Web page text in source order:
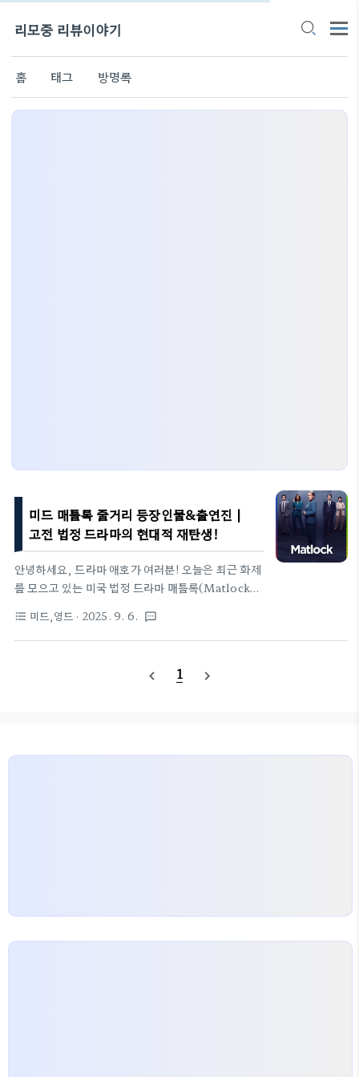
리모중 리뷰이야기
홈 태그 방명록
미드 매틀록 줄거리 등장인물&출연진 |
고전 법정 드라마의 현대적 재탄생!
안녕하세요, 드라마 애호가 여러분! 오늘은 최근 화제
를 모으고 있는 미국 법정 드라마 매틀록(Matlock)
고전 원작을 현대적으로 재해석한 이 시리즈는, 베테
랑 배우 캐시 베이츠의 열연과 날카로운 스토리로 큰
으로, 시리즈의 개요부터 주요 인물, 제목의 유래, 그
1986~1995년 드라마는 앤디 그리피스(Andy
format_list_bulleted 미드,영드 · 2025. 9. 6. textsms
navigate_before 1 navigate_next